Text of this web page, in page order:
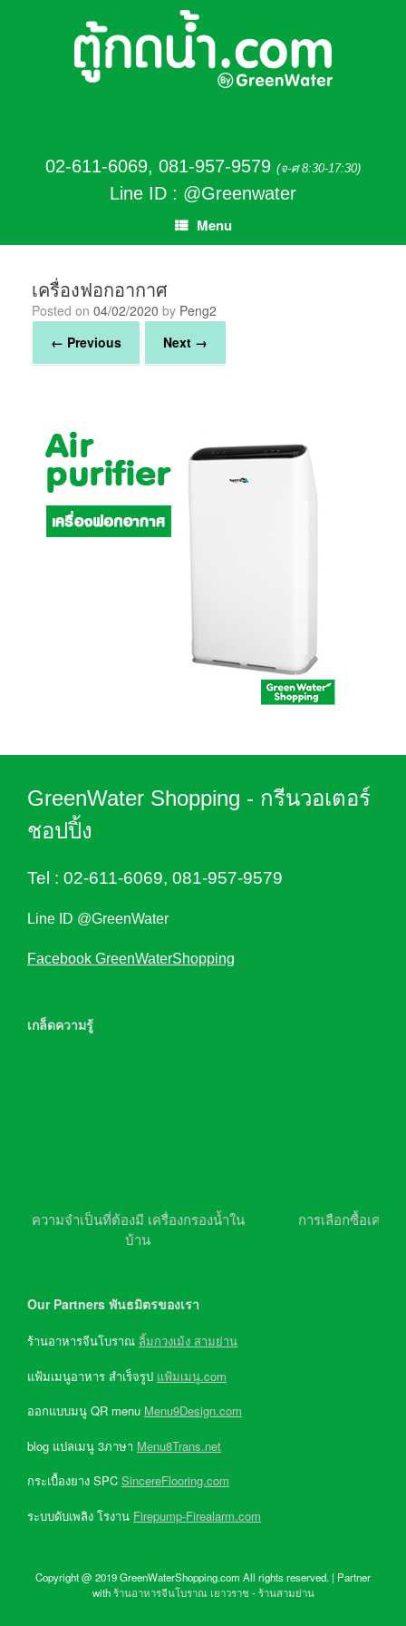
02-611-6069, 081-957-9579 (จ-ศ 8:30-17:30)
Line ID : @Greenwater
Menu
เครื่องฟอกอากาศ
Posted on 04/02/2020 by Peng2
← Previous
Next →
GreenWater Shopping - กรีนวอเตอร์
ชอปปิ้ง
Tel : 02-611-6069, 081-957-9579
Line ID @GreenWater
Facebook GreenWaterShopping
เกล็ดความรู้
ความจำเป็นที่ต้องมี เครื่องกรองน้ำใน
บ้าน
การเลือกซื้อเครื่อ
Our Partners พันธมิตรของเรา
ร้านอาหารจีนโบราณ ลิ้มกวงเม้ง สามย่าน
แฟ้มเมนูอาหาร สำเร็จรูป แฟ้มเมนู.com
ออกแบบมนู QR menu Menu9Design.com
blog แปลเมนู 3ภาษา Menu8Trans.net
กระเบื้องยาง SPC SincereFlooring.com
ระบบดับเพลิง โรงาน Firepump-Firealarm.com
Copyright @ 2019 GreenWaterShopping.com All rights reserved. | Partner
withร้านอาหารจีนโบราณ เยาวราช-ร้านสามย่าน